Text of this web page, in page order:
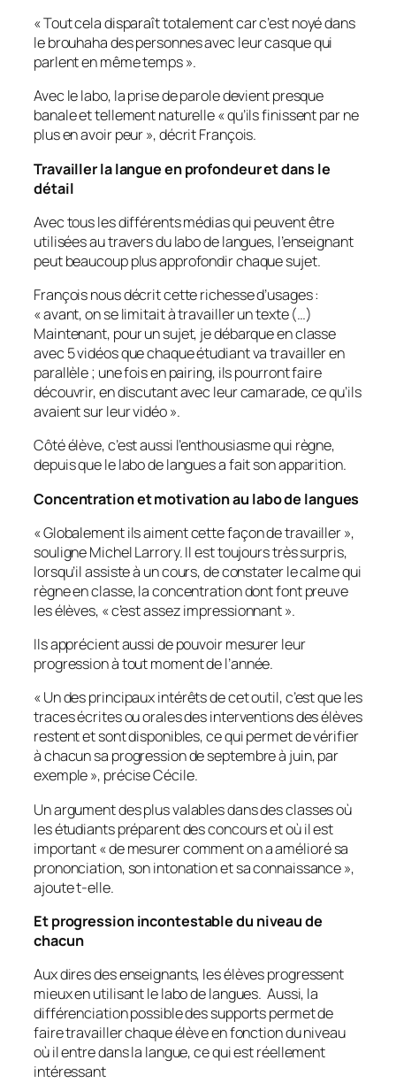
«Tout cela disparaît totalement car c’est noyé dans
le brouhaha des personnes avec leur casque qui
parlent en même temps».
Avec le labo, la prise de parole devient presque
banale et tellement naturelle «qu’ils finissent par ne
plus en avoir peur», décrit François.
Travailler la langue en profondeur et dans le
détail
Avec tous les différents médias qui peuvent être
utilisées au travers du labo de langues, l’enseignant
peut beaucoup plus approfondir chaque sujet.
François nous décrit cette richesse d’usages :
«avant, on se limitait à travailler un texte (…)
Maintenant, pour un sujet, je débarque en classe
avec 5 vidéos que chaque étudiant va travailler en
parallèle ; une fois en pairing, ils pourront faire
découvrir, en discutant avec leur camarade, ce qu’ils
avaient sur leur vidéo».
Côté élève, c’est aussi l’enthousiasme qui règne,
depuis que le labo de langues a fait son apparition.
Concentration et motivation au labo de langues
«Globalement ils aiment cette façon de travailler»,
souligne Michel Larrory. Il est toujours très surpris,
lorsqu’il assiste à un cours, de constater le calme qui
règne en classe, la concentration dont font preuve
les élèves, «c’est assez impressionnant».
Ils apprécient aussi de pouvoir mesurer leur
progression à tout moment de l’année.
«Un des principaux intérêts de cet outil, c’est que les
traces écrites ou orales des interventions des élèves
restent et sont disponibles, ce qui permet de vérifier
à chacun sa progression de septembre à juin, par
exemple», précise Cécile.
Un argument des plus valables dans des classes où
les étudiants préparent des concours et où il est
important «de mesurer comment on a amélioré sa
prononciation, son intonation et sa connaissance»,
ajoute t-elle.
Et progression incontestable du niveau de
chacun
Aux dires des enseignants, les élèves progressent
mieux en utilisant le labo de langues. Aussi, la
différenciation possible des supports permet de
faire travailler chaque élève en fonction du niveau
où il entre dans la langue, ce qui est réellement
intéressant